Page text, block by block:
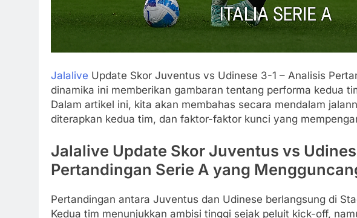
Jalalive Update Skor Juventus vs Udinese 3-1 – Analisis
dinamika ini memberikan gambaran tentang performa kedua
Dalam artikel ini, kita akan membahas secara mendalam
diterapkan kedua tim, dan faktor-faktor kunci yang
Jalalive Update Skor Juventus vs
Pertandingan Serie A yang
Pertandingan antara Juventus dan Udinese berlangsung di
Kedua tim menunjukkan ambisi tinggi sejak peluit kick-off,